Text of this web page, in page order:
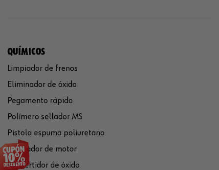
QUÍMICOS
Limpiador de frenos
Eliminador de óxido
Pegamento rápido
Polímero sellador MS
Pistola espuma poliuretano
Limpiador de motor
Convertidor de óxido